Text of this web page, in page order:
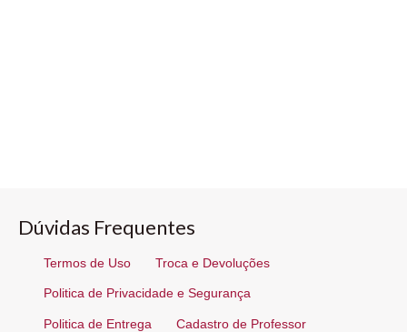
Dúvidas Frequentes
Termos de Uso Troca e Devoluções
Politica de Privacidade e Segurança
Politica de Entrega Cadastro de Professor